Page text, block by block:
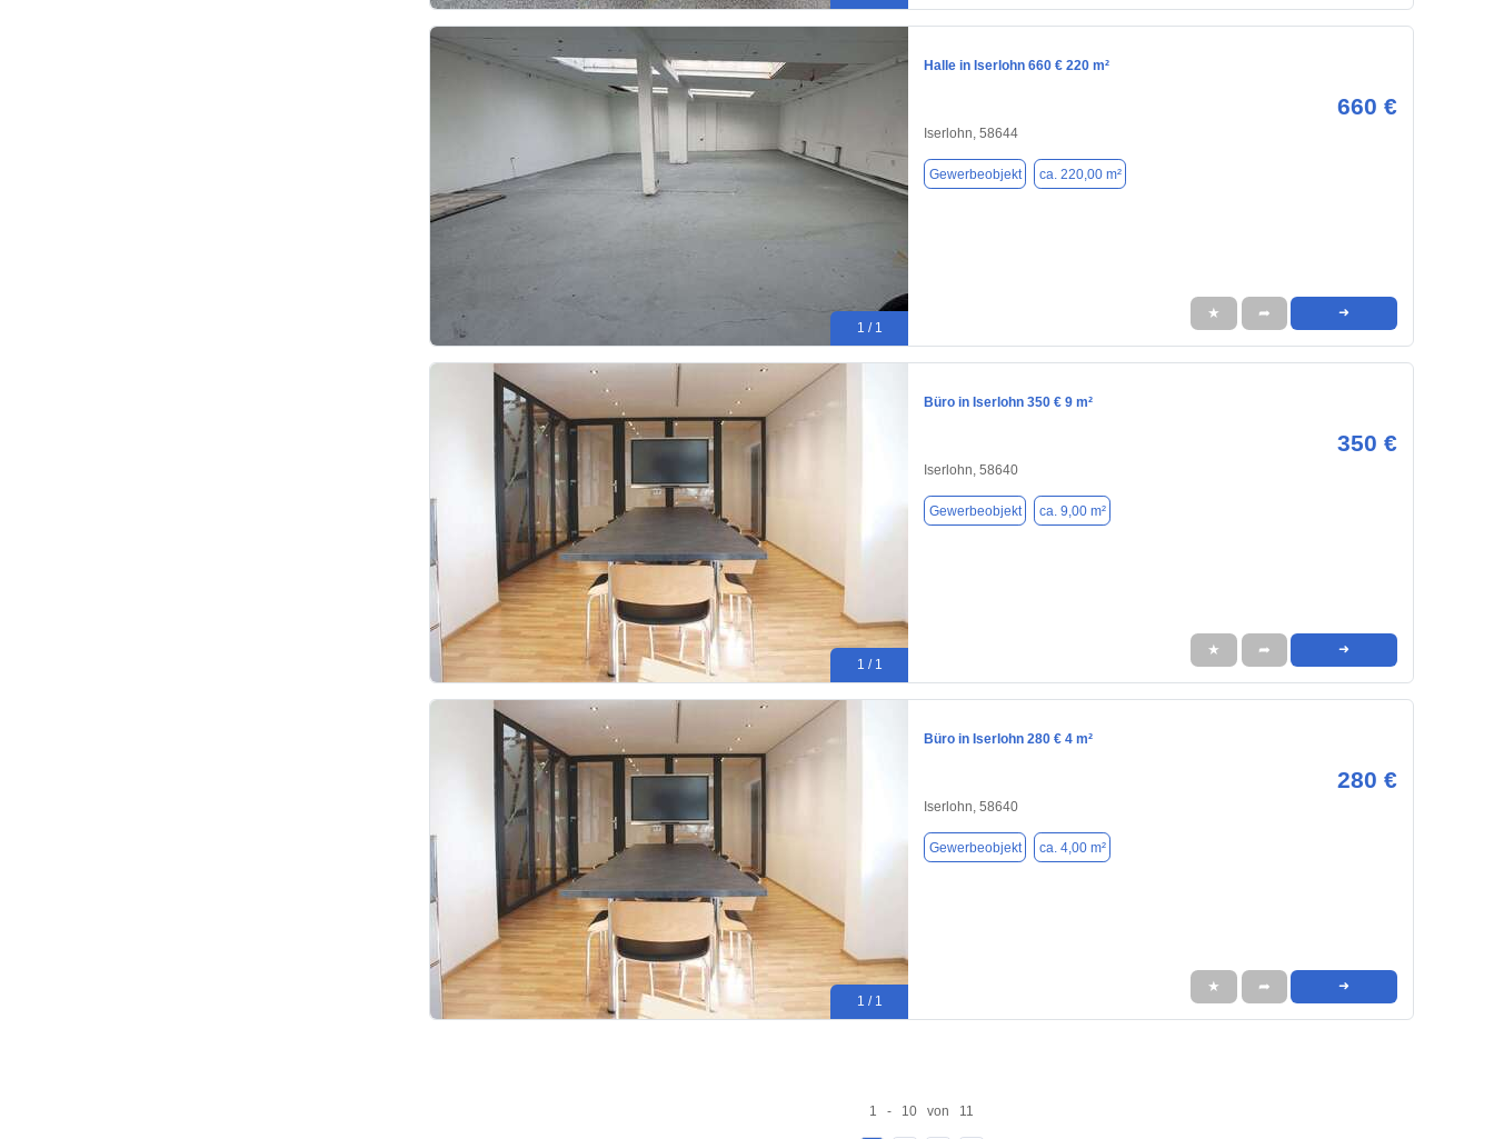
1 / 1
Halle in Iserlohn 660 € 220 m²
660 €
Iserlohn, 58644
Gewerbeobjekt ca. 220,00 m²
★ ➦ ➜
1 / 1
Büro in Iserlohn 350 € 9 m²
350 €
Iserlohn, 58640
Gewerbeobjekt ca. 9,00 m²
★ ➦ ➜
1 / 1
Büro in Iserlohn 280 € 4 m²
280 €
Iserlohn, 58640
Gewerbeobjekt ca. 4,00 m²
★ ➦ ➜
1 - 10 von 11